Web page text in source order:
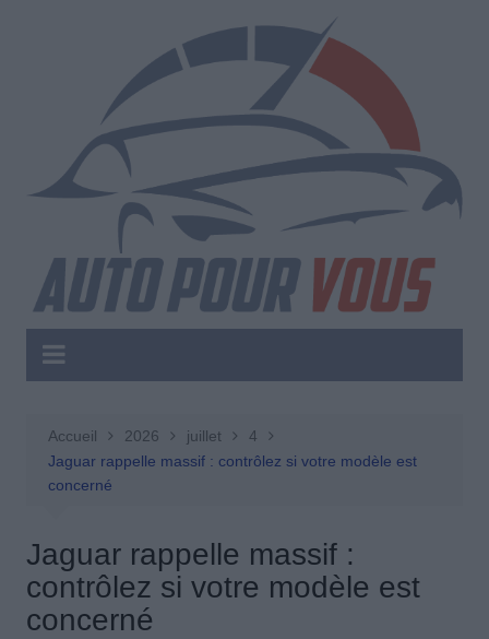
Accueil 2026 juillet
4
Jaguar rappelle massif : contrôlez si votre modèle est
concerné
Jaguar rappelle massif :
contrôlez si votre modèle est
concerné